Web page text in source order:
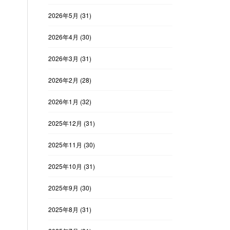
2026年5月 (31)
2026年4月 (30)
2026年3月 (31)
2026年2月 (28)
2026年1月 (32)
2025年12月 (31)
2025年11月 (30)
2025年10月 (31)
2025年9月 (30)
2025年8月 (31)